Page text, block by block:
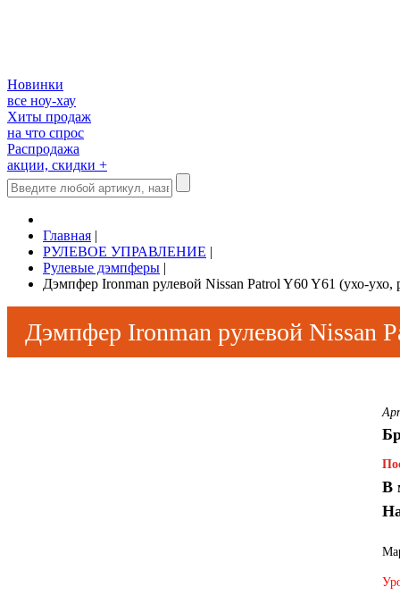
Новинки
все ноу-хау
Хиты продаж
на что спрос
Распродажа
акции, скидки +
Главная |
РУЛЕВОЕ УПРАВЛЕНИЕ |
Рулевые дэмпферы |
Дэмпфер Ironman рулевой Nissan Patrol Y60 Y61 (ухо-ухо,
Дэмпфер Ironman рулевой Nissan
В